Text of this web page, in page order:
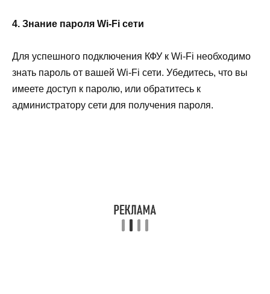
4. Знание пароля Wi-Fi сети
Для успешного подключения КФУ к Wi-Fi необходимо
знать пароль от вашей Wi-Fi сети. Убедитесь, что вы
имеете доступ к паролю, или обратитесь к
администратору сети для получения пароля.